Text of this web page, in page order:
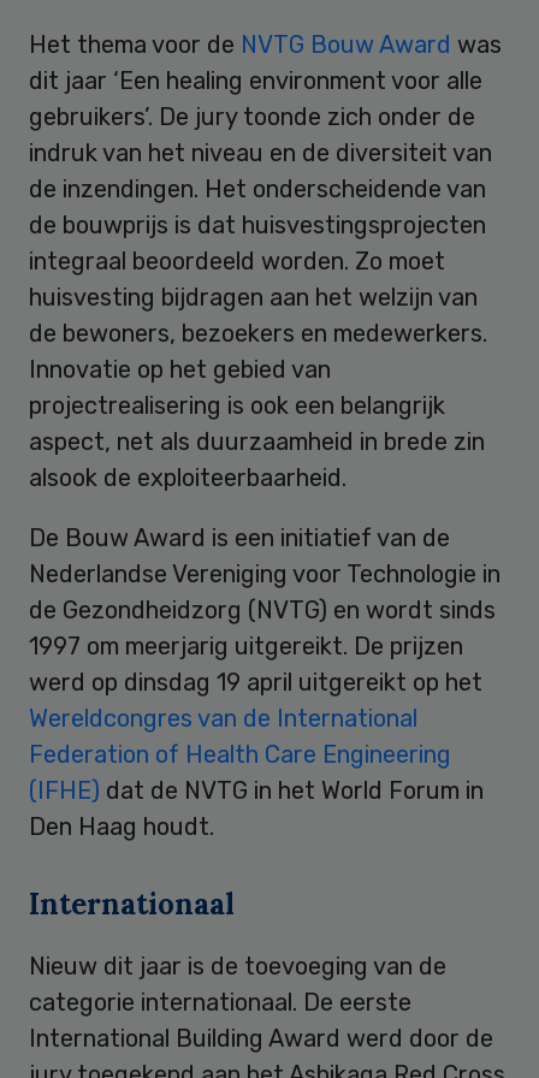
Het thema voor de NVTG Bouw Award was
dit jaar ‘Een healing environment voor alle
gebruikers’. De jury toonde zich onder de
indruk van het niveau en de diversiteit van
de inzendingen. Het onderscheidende van
de bouwprijs is dat huisvestingsprojecten
integraal beoordeeld worden. Zo moet
huisvesting bijdragen aan het welzijn van
de bewoners, bezoekers en medewerkers.
Innovatie op het gebied van
projectrealisering is ook een belangrijk
aspect, net als duurzaamheid in brede zin
alsook de exploiteerbaarheid.
De Bouw Award is een initiatief van de
Nederlandse Vereniging voor Technologie in
de Gezondheidzorg (NVTG) en wordt sinds
1997 om meerjarig uitgereikt. De prijzen
werd op dinsdag 19 april uitgereikt op het
Wereldcongres van de International
Federation of Health Care Engineering
(IFHE) dat de NVTG in het World Forum in
Den Haag houdt.
Internationaal
Nieuw dit jaar is de toevoeging van de
categorie internationaal. De eerste
International Building Award werd door de